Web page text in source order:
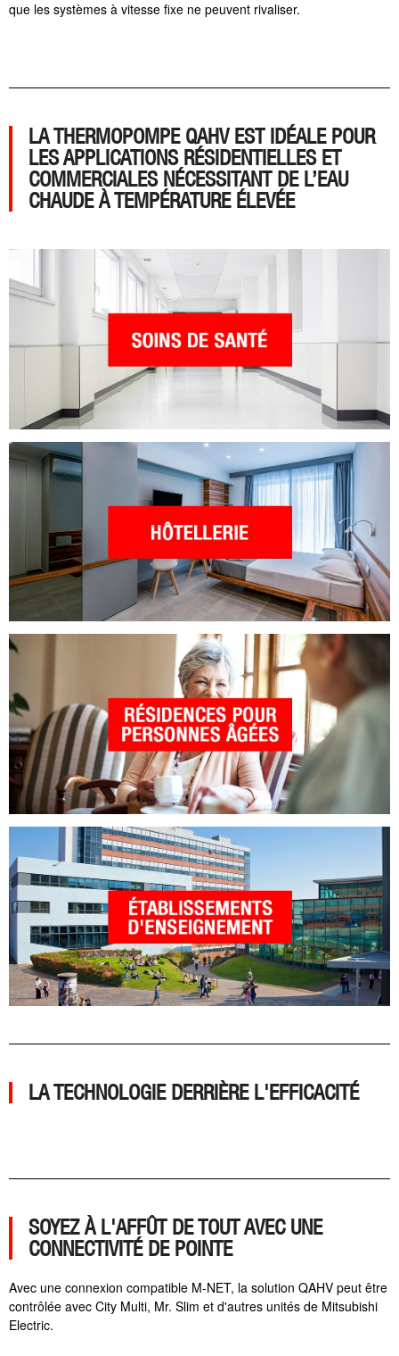
que les systèmes à vitesse fixe ne peuvent rivaliser.
LA THERMOPOMPE QAHV EST IDÉALE POUR
LES APPLICATIONS RÉSIDENTIELLES ET
COMMERCIALES NÉCESSITANT DE L’EAU
CHAUDE À TEMPÉRATURE ÉLEVÉE
LA TECHNOLOGIE DERRIÈRE L'EFFICACITÉ
SOYEZ À L'AFFÛT DE TOUT AVEC UNE
CONNECTIVITÉ DE POINTE
Avec une connexion compatible M-NET, la solution QAHV peut être
contrôlée avec City Multi, Mr. Slim et d'autres unités de Mitsubishi
Electric.